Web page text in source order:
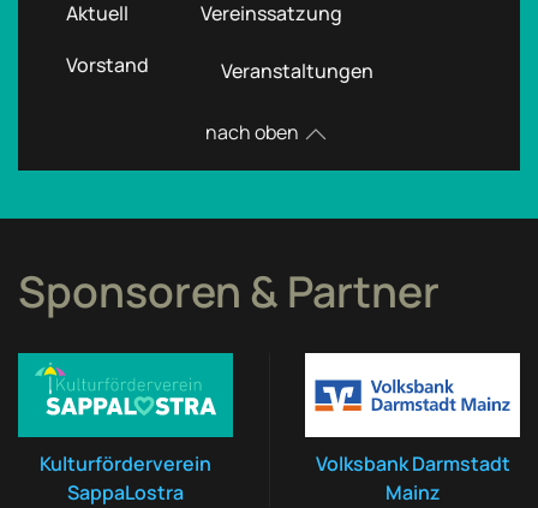
Aktuell
Vereinssatzung
Vorstand
Veranstaltungen
nach oben
Sponsoren & Partner
Kulturförderverein
SappaLostra
Volksbank Darmstadt
Mainz